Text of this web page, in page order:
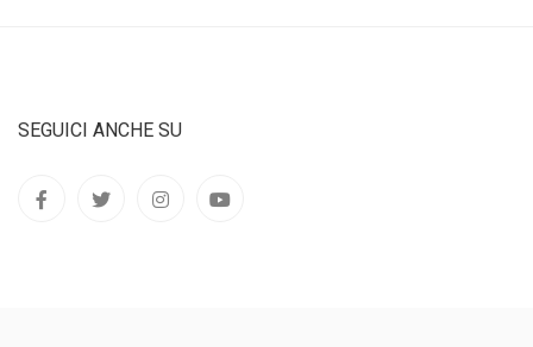
SEGUICI ANCHE SU